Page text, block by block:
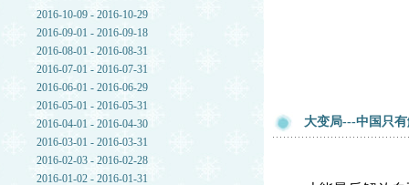
2016-10-09 - 2016-10-29
2016-09-01 - 2016-09-18
2016-08-01 - 2016-08-31
2016-07-01 - 2016-07-31
2016-06-01 - 2016-06-29
2016-05-01 - 2016-05-31
2016-04-01 - 2016-04-30
2016-03-01 - 2016-03-31
2016-02-03 - 2016-02-28
2016-01-02 - 2016-01-31
大变局---中国只